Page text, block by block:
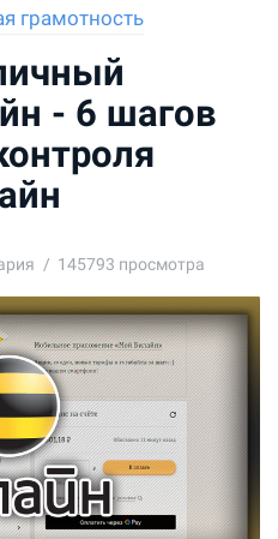
грамотность
- 6 шагов
145793 просмотра